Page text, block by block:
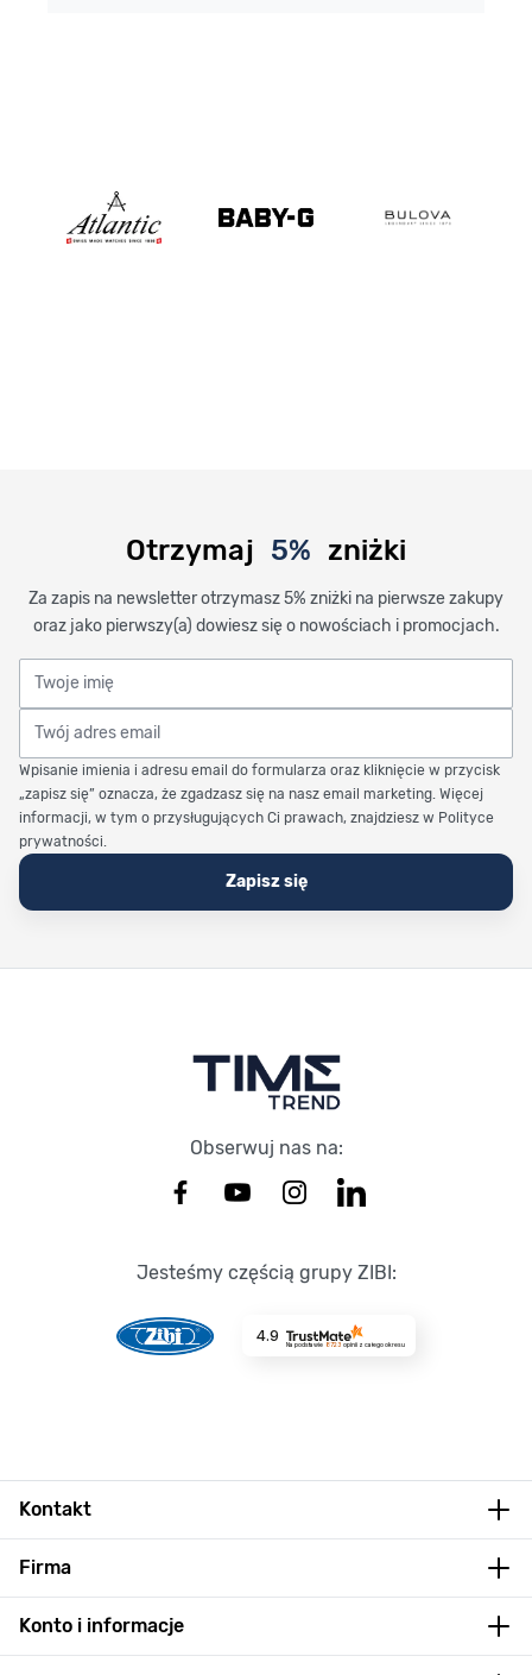
Otrzymaj 5% zniżki
Za zapis na newsletter otrzymasz 5% zniżki na pierwsze zakupy
oraz jako pierwszy(a) dowiesz się o nowościach i promocjach.
Twoje imię
Twój adres email
Wpisanie imienia i adresu email do formularza oraz kliknięcie w przycisk
„zapisz się” oznacza, że zgadzasz się na nasz email marketing. Więcej
informacji, w tym o przysługujących Ci prawach, znajdziesz w Polityce
prywatności.
Zapisz się
Obserwuj nas na:
Jesteśmy częścią grupy ZIBI:
4.9
Na podstawie 8723 opinii z całego okresu
Kontakt
Firma
Konto i informacje